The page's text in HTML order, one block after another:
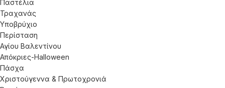
Παστέλια
Τραχανάς
Υποβρύχιο
Περίσταση
Αγίου Βαλεντίνου
Απόκριες-Halloween
Πάσχα
Χριστούγεννα & Πρωτοχρονιά